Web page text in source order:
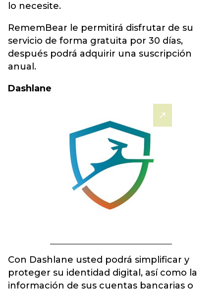
lo necesite.
RememBear le permitirá disfrutar de su
servicio de forma gratuita por 30 días,
después podrá adquirir una suscripción
anual.
Dashlane
Con Dashlane usted podrá simplificar y
proteger su identidad digital, así como la
información de sus cuentas bancarias o